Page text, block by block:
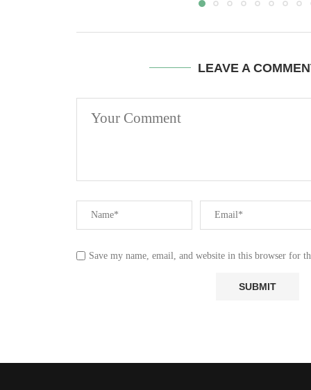
LEAVE A
Save my name, email, and website in this browser for